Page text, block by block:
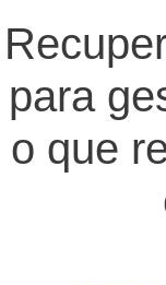
para
o que